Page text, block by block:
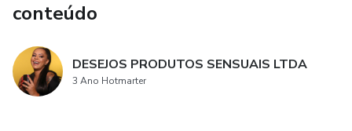
conteúdo
DESEJOS PRODUTOS SENSUAIS LTDA
3 Ano Hotmarter